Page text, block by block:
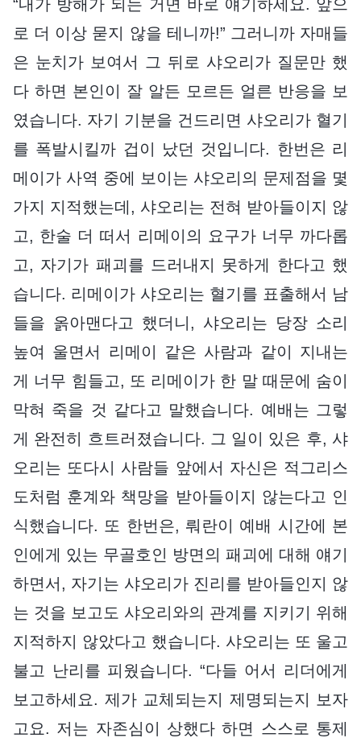
“내가 방해가 되는 거면 바로 얘기하세요. 앞으
로 더 이상 묻지 않을 테니까!” 그러니까 자매들
은 눈치가 보여서 그 뒤로 샤오리가 질문만 했
다 하면 본인이 잘 알든 모르든 얼른 반응을 보
였습니다. 자기 기분을 건드리면 샤오리가 혈기
를 폭발시킬까 겁이 났던 것입니다. 한번은 리
메이가 사역 중에 보이는 샤오리의 문제점을 몇
가지 지적했는데, 샤오리는 전혀 받아들이지 않
고, 한술 더 떠서 리메이의 요구가 너무 까다롭
고, 자기가 패괴를 드러내지 못하게 한다고 했
습니다. 리메이가 샤오리는 혈기를 표출해서 남
들을 옭아맨다고 했더니, 샤오리는 당장 소리
높여 울면서 리메이 같은 사람과 같이 지내는
게 너무 힘들고, 또 리메이가 한 말 때문에 숨이
막혀 죽을 것 같다고 말했습니다. 예배는 그렇
게 완전히 흐트러졌습니다. 그 일이 있은 후, 샤
오리는 또다시 사람들 앞에서 자신은 적그리스
도처럼 훈계와 책망을 받아들이지 않는다고 인
식했습니다. 또 한번은, 뤄란이 예배 시간에 본
인에게 있는 무골호인 방면의 패괴에 대해 얘기
하면서, 자기는 샤오리가 진리를 받아들인지 않
는 것을 보고도 샤오리와의 관계를 지키기 위해
지적하지 않았다고 했습니다. 샤오리는 또 울고
불고 난리를 피웠습니다. “다들 어서 리더에게
보고하세요. 제가 교체되는지 제명되는지 보자
고요. 저는 자존심이 상했다 하면 스스로 통제